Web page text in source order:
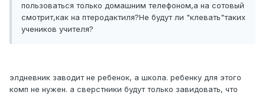
пользоваться только домашним телефоном,а на сотовый
смотрит,как на птеродактиля?Не будут ли "клевать"таких
учеников учителя?
элдневник заводит не ребенок, а школа. ребенку для этого
комп не нужен. а сверстники будут только завидовать, что